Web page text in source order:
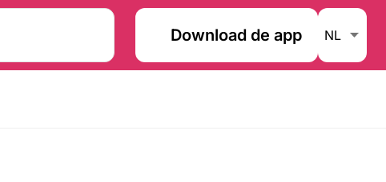
Download de app